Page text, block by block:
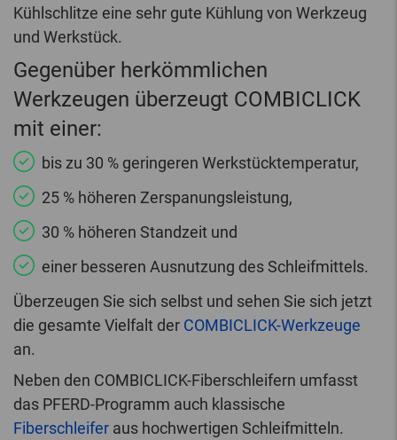
Kühlschlitze eine sehr gute Kühlung von Werkzeug
und Werkstück.
Gegenüber herkömmlichen
Werkzeugen überzeugt COMBICLICK
mit einer:
bis zu 30 % geringeren Werkstücktemperatur,
25 % höheren Zerspanungsleistung,
30 % höheren Standzeit und
einer besseren Ausnutzung des Schleifmittels.
Überzeugen Sie sich selbst und sehen Sie sich jetzt
die gesamte Vielfalt der COMBICLICK-Werkzeuge
an.
Neben den COMBICLICK-Fiberschleifern umfasst
das PFERD-Programm auch klassische
Fiberschleifer aus hochwertigen Schleifmitteln.